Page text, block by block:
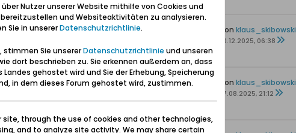
4 Antworten
0 Likes
von klaus_skibowski
10.12.2025, 06:38
2 Antworten
0 Likes
von klaus_skibowski
17.08.2025, 21:12
Nutzer unserer Website mithilfe von Cookies und
und Websiteaktivitäten zu analysieren.
Sie in unsererDatenschutzrichtlinie.
stimmen Sie unsererDatenschutzrichtlinie und unseren
dort beschrieben zu. Sie erkennen außerdem an, dass
gehostet wird und Sie der Erhebung, Speicherung
in dem dieses Forum gehostet wird, zustimmen.
through the use of cookies and other technologies,
and to analyze site activity. We may share certain